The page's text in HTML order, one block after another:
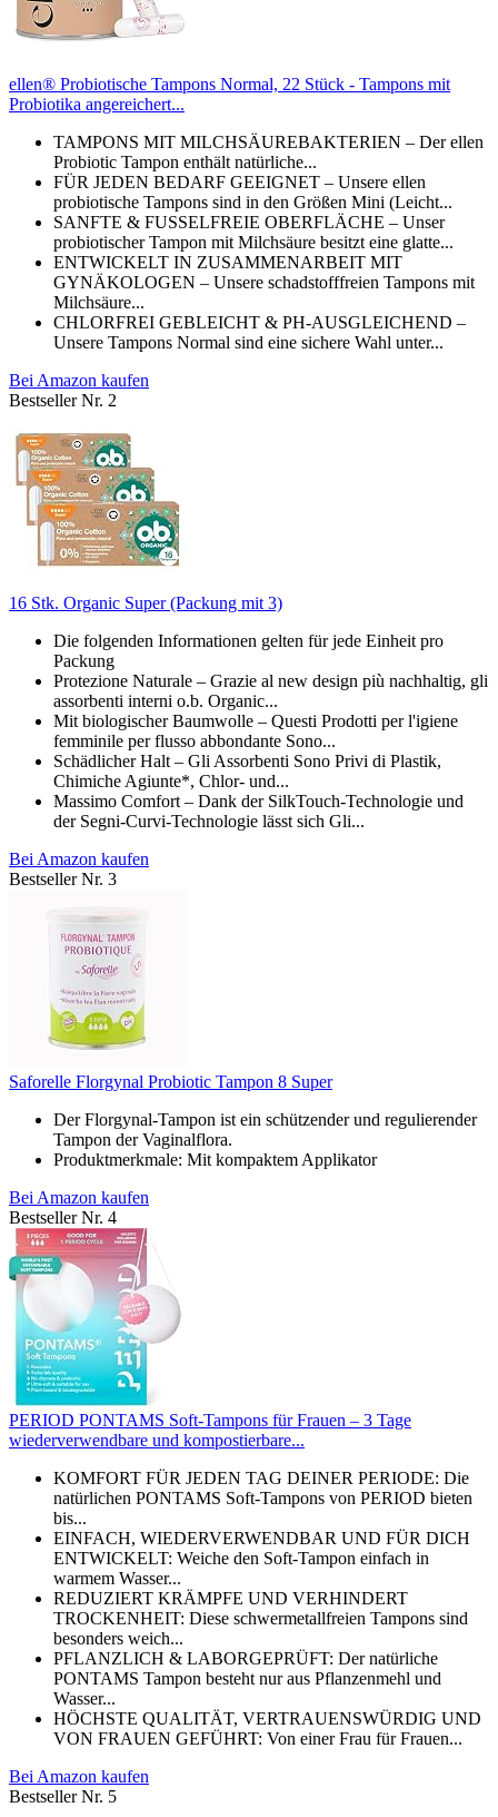
ellen® Probiotische Tampons Normal, 22 Stück - Tampons mit
Probiotika angereichert...
TAMPONS MIT MILCHSÄUREBAKTERIEN – Der ellen
Probiotic Tampon enthält natürliche...
FÜR JEDEN BEDARF GEEIGNET – Unsere ellen
probiotische Tampons sind in den Größen Mini (Leicht...
SANFTE & FUSSELFREIE OBERFLÄCHE – Unser
probiotischer Tampon mit Milchsäure besitzt eine glatte...
ENTWICKELT IN ZUSAMMENARBEIT MIT
GYNÄKOLOGEN – Unsere schadstofffreien Tampons mit
Milchsäure...
CHLORFREI GEBLEICHT & PH-AUSGLEICHEND –
Unsere Tampons Normal sind eine sichere Wahl unter...
Bei Amazon kaufen
Bestseller Nr. 2
16 Stk. Organic Super (Packung mit 3)
Die folgenden Informationen gelten für jede Einheit pro
Packung
Protezione Naturale – Grazie al new design più nachhaltig, gli
assorbenti interni o.b. Organic...
Mit biologischer Baumwolle – Questi Prodotti per l'igiene
femminile per flusso abbondante Sono...
Schädlicher Halt – Gli Assorbenti Sono Privi di Plastik,
Chimiche Agiunte*, Chlor- und...
Massimo Comfort – Dank der SilkTouch-Technologie und
der Segni-Curvi-Technologie lässt sich Gli...
Bei Amazon kaufen
Bestseller Nr. 3
Saforelle Florgynal Probiotic Tampon 8 Super
Der Florgynal-Tampon ist ein schützender und regulierender
Tampon der Vaginalflora.
Produktmerkmale: Mit kompaktem Applikator
Bei Amazon kaufen
Bestseller Nr. 4
PERIOD PONTAMS Soft-Tampons für Frauen – 3 Tage
wiederverwendbare und kompostierbare...
KOMFORT FÜR JEDEN TAG DEINER PERIODE: Die
natürlichen PONTAMS Soft-Tampons von PERIOD bieten
bis...
EINFACH, WIEDERVERWENDBAR UND FÜR DICH
ENTWICKELT: Weiche den Soft-Tampon einfach in
warmem Wasser...
REDUZIERT KRÄMPFE UND VERHINDERT
TROCKENHEIT: Diese schwermetallfreien Tampons sind
besonders weich...
PFLANZLICH & LABORGEPRÜFT: Der natürliche
PONTAMS Tampon besteht nur aus Pflanzenmehl und
Wasser...
HÖCHSTE QUALITÄT, VERTRAUENSWÜRDIG UND
VON FRAUEN GEFÜHRT: Von einer Frau für Frauen...
Bei Amazon kaufen
Bestseller Nr. 5